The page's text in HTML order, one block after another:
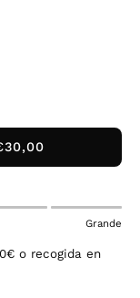
Grande
o recogida en